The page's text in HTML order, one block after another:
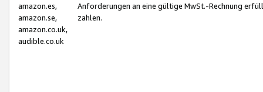
amazon.es,
amazon.se,
amazon.co.uk,
audible.co.uk
Anforderungen an eine gültige MwSt.-Rechnung
zahlen.